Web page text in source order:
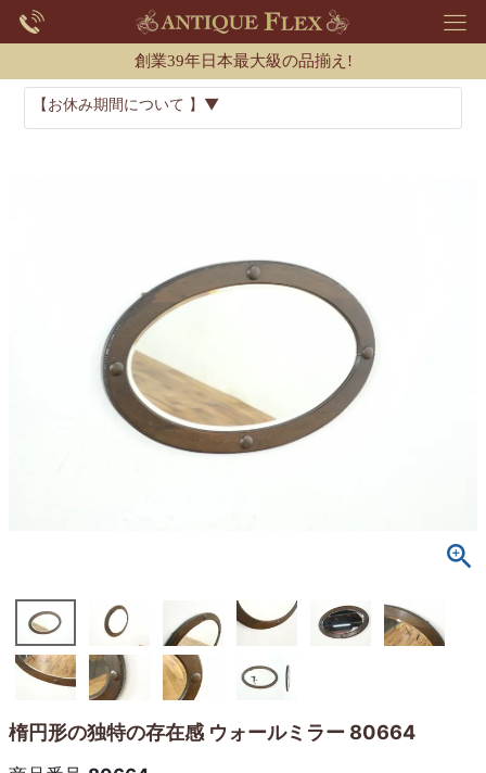
創業39年日本最大級の品揃え!
【お休み期間について 】▼
楕円形の独特の存在感 ウォールミラー 80664